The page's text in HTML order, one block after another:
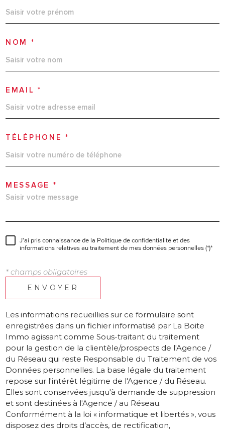
NOM *
EMAIL *
TÉLÉPHONE *
MESSAGE *
J'ai pris connaissance de la Politique de confidentialité et des
informations relatives au traitement de mes données personnelles (*)*
* champs obligatoires
ENVOYER
Les informations recueillies sur ce formulaire sont
enregistrées dans un fichier informatisé par La Boite
Immo agissant comme Sous-traitant du traitement
pour la gestion de la clientèle/prospects de l'Agence /
du Réseau qui reste Responsable du Traitement de vos
Données personnelles. La base légale du traitement
repose sur l'intérêt légitime de l'Agence / du Réseau.
Elles sont conservées jusqu'à demande de suppression
et sont destinées à l'Agence / au Réseau.
Conformément à la loi « informatique et libertés », vous
disposez des droits d’accès, de rectification,